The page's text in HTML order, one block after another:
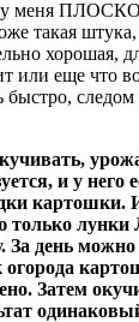
у меня
такая
хорошая,
или еще что
быстро,
и у него
картошки.
только лунки
За день можно
огорода
Затем